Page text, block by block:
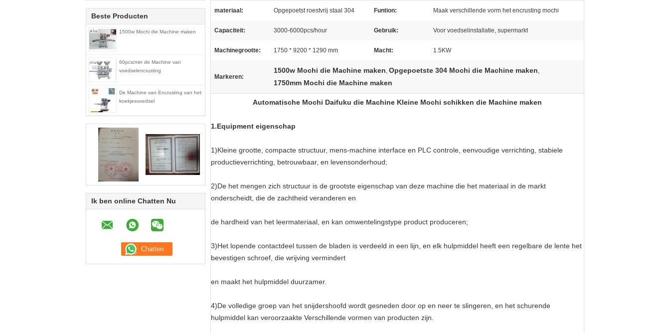
Beste Producten
1500w Mochi die Machine maken
60pcs/min de Machine van
voedselencrusting
De Machine van Encrusting van het
koekjesvoedsel
Ik ben online Chatten Nu
materiaal: Opgepoetst roestvrij staal 304 Funtion: Maak verschillende vorm het encrusting mochi
Capaciteit: 3000-6000pcs/hour Gebruik: Voor voedselinstallatie, supermarkt
Machinegrootte: 1750 * 9200 * 1290 mm Macht: 1.5KW
Markeren:
1500w Mochi die Machine maken, Opgepoetste 304 Mochi die Machine maken,
1750mm Mochi die Machine maken
Automatische Mochi Daifuku die Machine Kleine Mochi schikken die Machine maken
1.Equipment eigenschap
1)Kleine grootte, compacte structuur, mens-machine interface en PLC controle, eenvoudige verrichting, stabiele
productieverrichting, betrouwbaar, en levensonderhoud;
2)De het mengen zich structuur is de grootste eigenschap van deze machine die het materiaal in de markt
onderscheidt, die de zachtheid veranderen en
de hardheid van het leermateriaal, en kan omwentelingstype product produceren;
3)Het lopende contactdeel tussen de bladen is verdeeld in een lijn, en elk hulpmiddel heeft een regelbare de lente het
bevestigen schroef, die wrijving vermindert
en maakt het hulpmiddel duurzamer.
4)De volledige groep van het snijdershoofd wordt gesneden door op en neer te slingeren, en het schurende
hulpmiddel kan veroorzaakte Verschillende vormen van producten zijn.